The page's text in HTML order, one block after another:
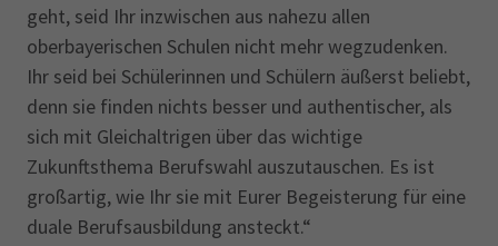
geht, seid Ihr inzwischen aus nahezu allen
oberbayerischen Schulen nicht mehr wegzudenken.
Ihr seid bei Schülerinnen und Schülern äußerst beliebt,
denn sie finden nichts besser und authentischer, als
sich mit Gleichaltrigen über das wichtige
Zukunftsthema Berufswahl auszutauschen. Es ist
großartig, wie Ihr sie mit Eurer Begeisterung für eine
duale Berufsausbildung ansteckt.“